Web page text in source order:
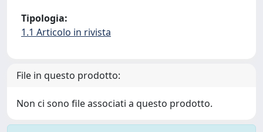
Tipologia:
1.1 Articolo in rivista
File in questo prodotto:
Non ci sono file associati a questo prodotto.